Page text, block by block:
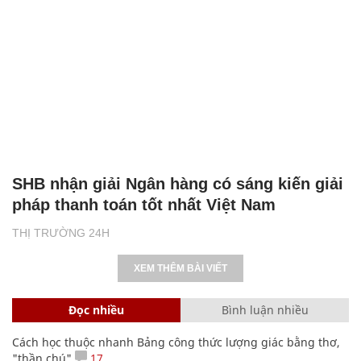
THỊ TRƯỜNG 24H
SHB nhận giải Ngân hàng có sáng kiến giải
pháp thanh toán tốt nhất Việt Nam
XEM THÊM BÀI VIẾT
Đọc nhiều Bình luận nhiều
Cách học thuộc nhanh Bảng công thức lượng giác bằng thơ,
"thần chú"
17